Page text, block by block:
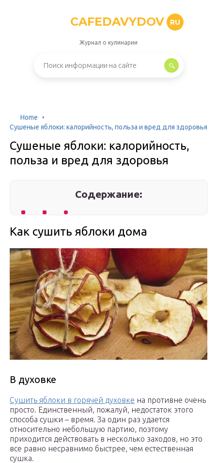
CAFEDAVYDOV RU
Журнал о кулинарии
Home
Сушеные яблоки: калорийность, польза и вред для здоровья
Сушеные яблоки: калорийность,
польза и вред для здоровья
Содержание:
Как сушить яблоки дома
В духовке
Сушить яблоки в горячей духовке на противне очень
просто. Единственный, пожалуй, недостаток этого
способа сушки – время. За один раз удается
относительно небольшую партию, поэтому
приходится действовать в несколько заходов, но это
все равно несравнимо быстрее, чем естественная
сушка.